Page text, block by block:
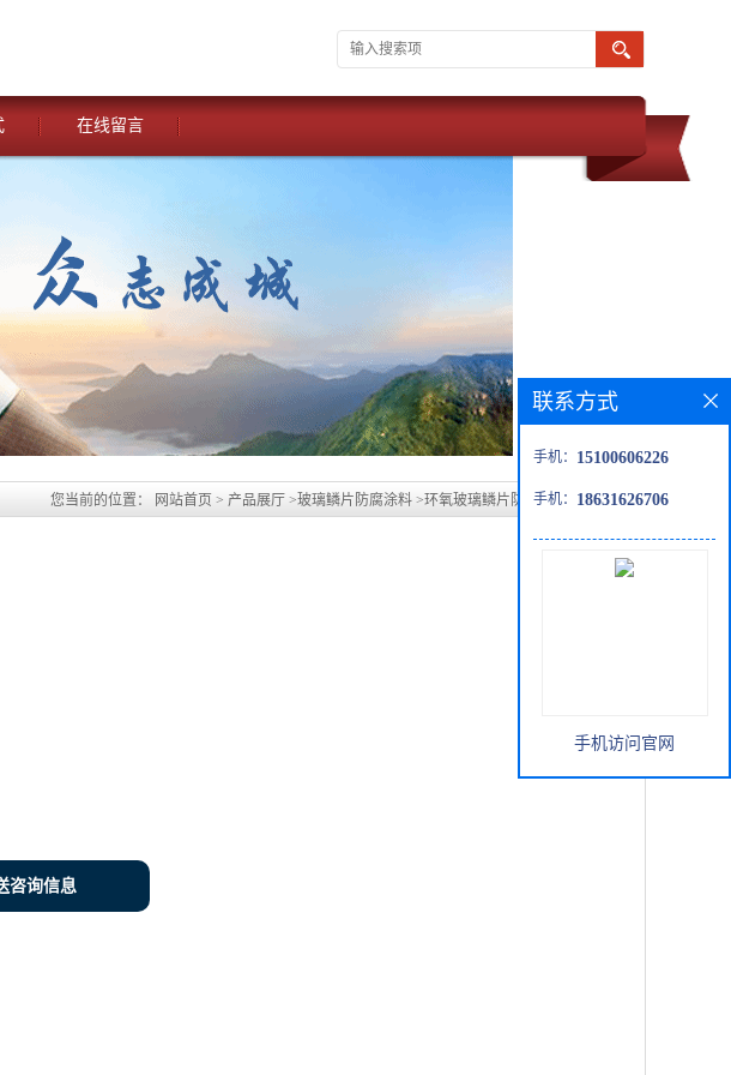
在线留言
您当前的位置： 网站首页 > 产品展厅 >玻璃鳞片防腐涂料 >环氧玻璃鳞片防腐涂料生产万腾v
咨询信息
联系方式
手机： 15100606226
手机： 18631626706
手机访问官网